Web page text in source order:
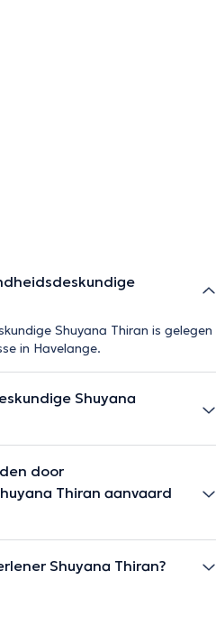
Shuyana Thiran is gelegen
in Havelange.
Shuyana
door
Thiran aanvaard
Shuyana Thiran?